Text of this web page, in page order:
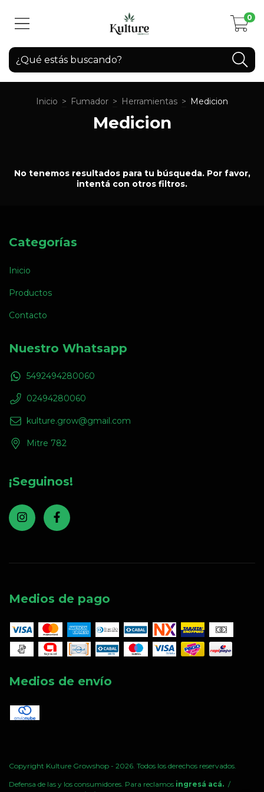
0
Inicio > Fumador > Herramientas > Medicion
Medicion
No tenemos resultados para tu búsqueda. Por favor,
intentá con otros filtros.
Categorías
Inicio
Productos
Contacto
Nuestro Whatsapp
5492494280060
02494280060
kulture.grow@gmail.com
Mitre 782
¡Seguinos!
Medios de pago
Medios de envío
Copyright Kulture Growshop - 2026. Todos los derechos reservados.
Defensa de las y los consumidores. Para reclamos ingresá acá. /